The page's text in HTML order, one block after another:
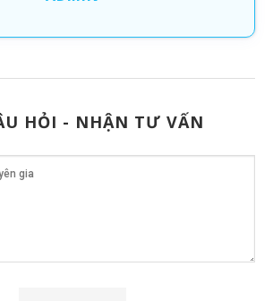
HỎI - NHẬN TƯ VẤN